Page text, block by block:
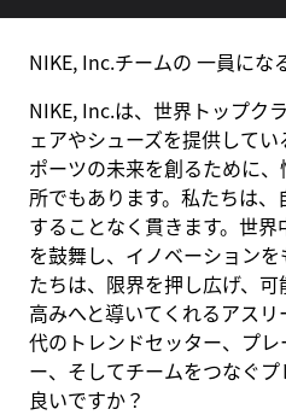
NIKE, Inc.チームの 一員にな
NIKE, Inc.は、世界トップク
ェアやシューズを提供して
ポーツの未来を創るために
所でもあります。私たちは
することなく貫きます。世
を鼓舞し、イノベーション
たちは、限界を押し広げ、
高みへと導いてくれるアス
代のトレンドセッター、プ
ー、そしてチームをつなぐ
良いですか？